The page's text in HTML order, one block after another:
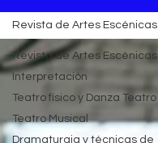
Revista de Artes Escénicas
Interpretación
Teatro físico y Danza Teatro
Teatro Musical
Dramaturgia y técnicas de
Revista de Artes Escénicas